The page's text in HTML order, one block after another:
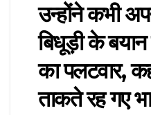
उन्होंने कभी
बिधूड़ी के बयान
का पलटवार,
ताकते रह गए